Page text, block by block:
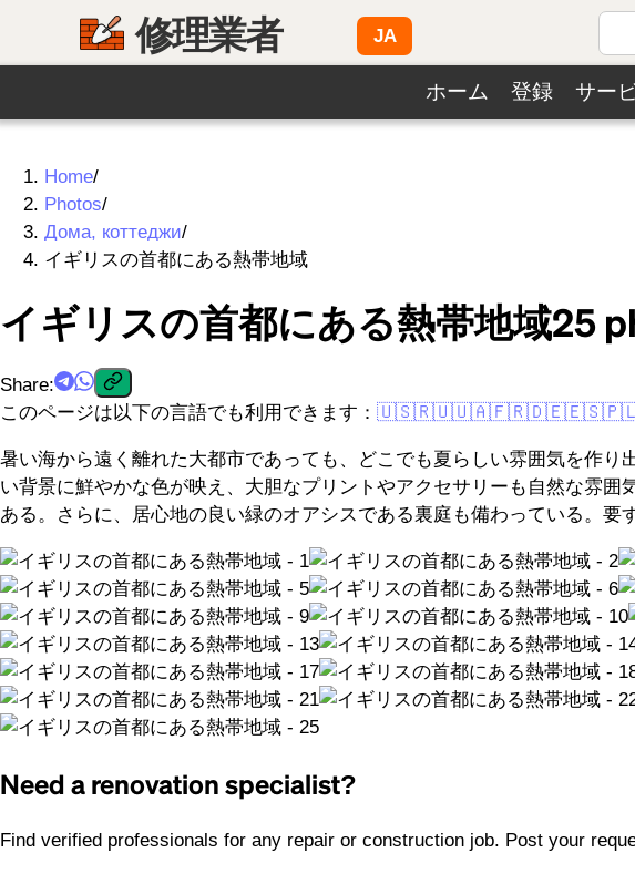
修理業者 JA
ホーム 登録 サー
Home/
Photos/
Дома, коттеджи/
イギリスの首都にある熱帯地域
イギリスの首都にある熱帯地域25
Share:
このページは以下の言語でも利用できます： 🇺🇸🇷🇺🇺🇦🇫🇷🇩🇪🇪🇸
暑い海から遠く離れた大都市であっても、どこでも夏らしい雰囲気を作
い背景に鮮やかな色が映え、大胆なプリントやアクセサリーも自然な雰
ある。さらに、居心地の良い緑のオアシスである裏庭も備わっている。要
Need a renovation specialist?
Find verified professionals for any repair or construction job. Post your